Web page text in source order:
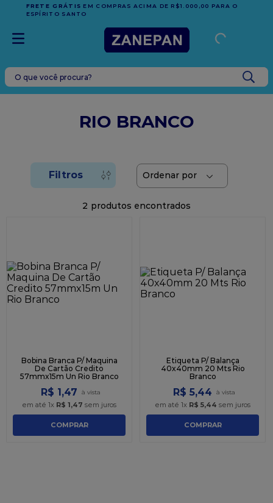
FRETE GRÁTIS EM COMPRAS ACIMA DE R$1.000,00 PARA O
ESPÍRITO SANTO
O que você procura?
RIO BRANCO
2
Bobina Branca P/ Maquina
De Cartão Credito
57mmx15m Un Rio Branco
R$ 1,47
em até 1x R$ 1,47 sem juros
COMPRAR
Etiqueta P/ Balança
40x40mm 20 Mts Rio
Branco
R$ 5,44
em até 1x R$ 5,44 sem juros
COMPRAR
TERMOS MAIS BUSCADOS
vela
bala
9º
granulado
10º chocolate